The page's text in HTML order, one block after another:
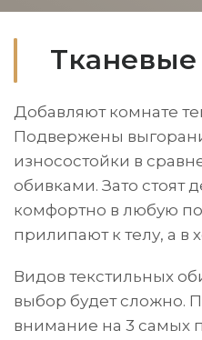
Добавляют комнате
Подвержены
износостойки в
обивками. Зато стоят
комфортно в любую
прилипают к телу, а в
Видов текстильных
выбор будет сложно.
внимание на 3 самых